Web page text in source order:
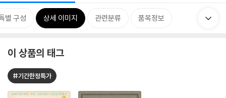
별 구성 상세 이미지 관련분류 품목정보
이 상품의 태그
#기간한정특가